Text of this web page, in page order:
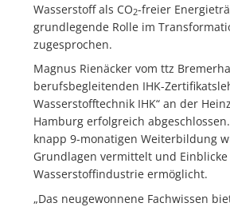
Wasserstoff als CO2-freier
grundlegende Rolle im
zugesprochen.
Magnus Rienäcker vom ttz
berufsbegleitenden IHK-
Wasserstofftechnik IHK“ an der
Hamburg erfolgreich
knapp 9-monatigen Weiterbildung
Grundlagen vermittelt und
Wasserstoffindustrie ermöglicht.
„Das neugewonnene Fachwissen